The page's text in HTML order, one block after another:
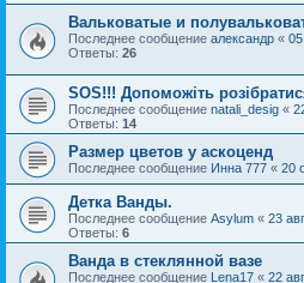
Вальковатые и
Последнее сообщение александр «
Ответы: 26
SOS!!! Допоможіть
Последнее сообщение natali_desig «
Ответы: 14
Размер цветов у аскоценд
Последнее сообщение Инна 777 « 20
Детка Ванды.
Последнее сообщение Asylum « 23
Ответы: 6
Ванда в стеклянной вазе
Последнее сообщение Lena17 « 22